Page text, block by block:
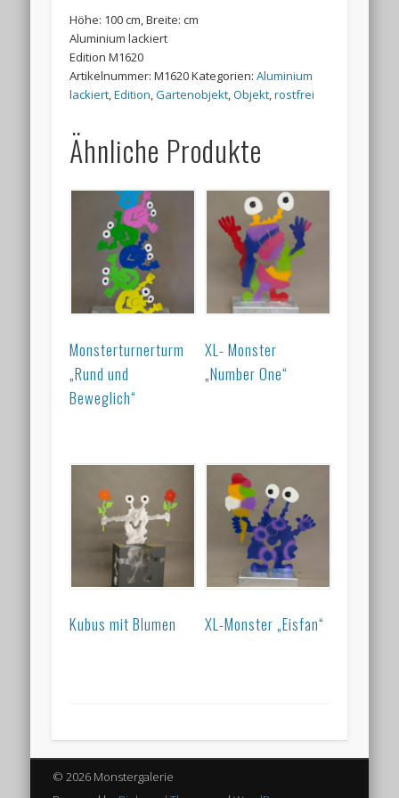
Höhe: 100 cm, Breite: cm
Aluminium lackiert
Edition M1620
Artikelnummer:M1620Kategorien:Aluminium
lackiert,Edition,Gartenobjekt,Objekt,rostfrei
Ähnliche Produkte
Monsterturnerturm
„Rund und
Beweglich“
XL- Monster
„Number One“
Kubus mit Blumen XL-Monster „Eisfan“
© 2026 Monstergalerie